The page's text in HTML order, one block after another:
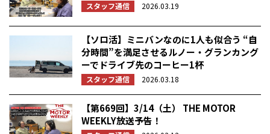
スタッフ通信 2026.03.19
【ソロ活】ミニバンなのに1人も似合う “自
分時間”を満足させるルノー・グランカング
ーでドライブ先のコーヒー1杯
スタッフ通信 2026.03.18
【第669回】3/14（土） THE MOTOR
WEEKLY放送予告！